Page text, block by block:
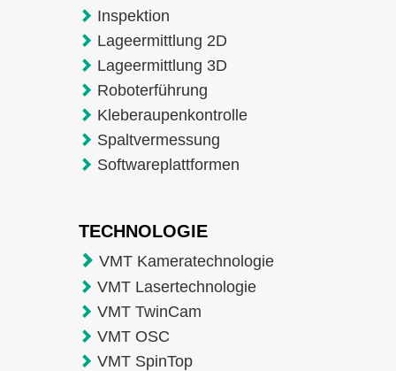
Inspektion
Lageermittlung 2D
Lageermittlung 3D
Roboterführung
Kleberaupenkontrolle
Spaltvermessung
Softwareplattformen
TECHNOLOGIE
VMT Kameratechnologie
VMT Lasertechnologie
VMT TwinCam
VMT OSC
VMT SpinTop